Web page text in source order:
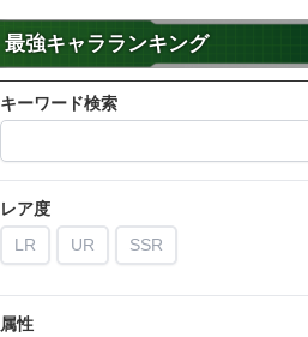
最強キャラランキング
キーワード検索
レア度
LR
UR SSR
属性